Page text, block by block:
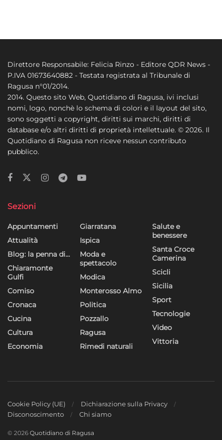
Direttore Responsabile: Felicia Rinzo - Editore QDR News -
P.IVA 01673640882 - Testata registrata al Tribunale di
Ragusa n°01/2014.
2014. Questo sito Web, Quotidiano di Ragusa, ivi inclusi
nomi, logo, nonchè lo schema di colori e il layout del sito,
sono soggetti a copyright, diritti sui marchi, diritti di
database e/o altri diritti di proprietà intellettuale. © 2026. Il
Quotidiano di Ragusa non riceve nessun contributo
pubblico.
Sezioni
Appuntamenti
Attualità
Blog: la penna di…
Chiaramonte
Gulfi
Comiso
Cronaca
Cucina
Cultura
Economia
Giarratana
Ispica
Moda e
spettacolo
Modica
Monterosso Almo
Politica
Pozzallo
Ragusa
Rimedi naturali
Salute e
benessere
Santa Croce
Camerina
Scicli
Sicilia
Sport
Tecnologie
Video
Vittoria
Cookie Policy (UE)
Dichiarazione sulla Privacy
Disconoscimento
Chi siamo
© 2026 Quotidiano di Ragusa